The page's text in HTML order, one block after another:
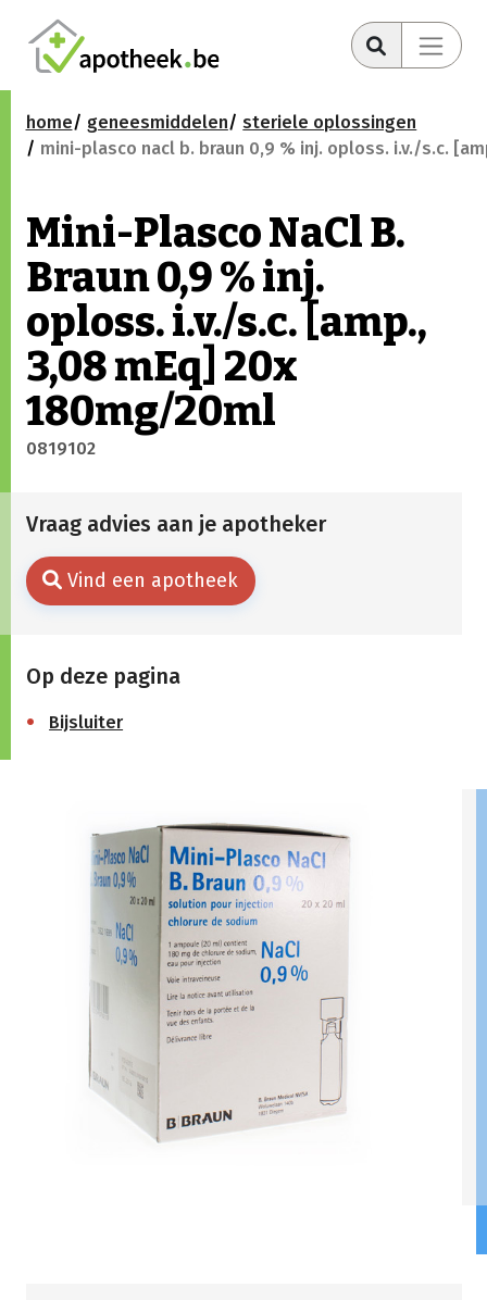
home geneesmiddelen
steriele oplossingen
mini-plasco nacl b. braun 0,9 % inj. oploss. i.v./s.c.
Mini-Plasco NaCl B.
Braun 0,9 % inj.
oploss. i.v./s.c. [amp.,
3,08 mEq] 20x
180mg/20ml
0819102
Vraag advies aan je apotheker
Vind een apotheek
Op deze pagina
Bijsluiter